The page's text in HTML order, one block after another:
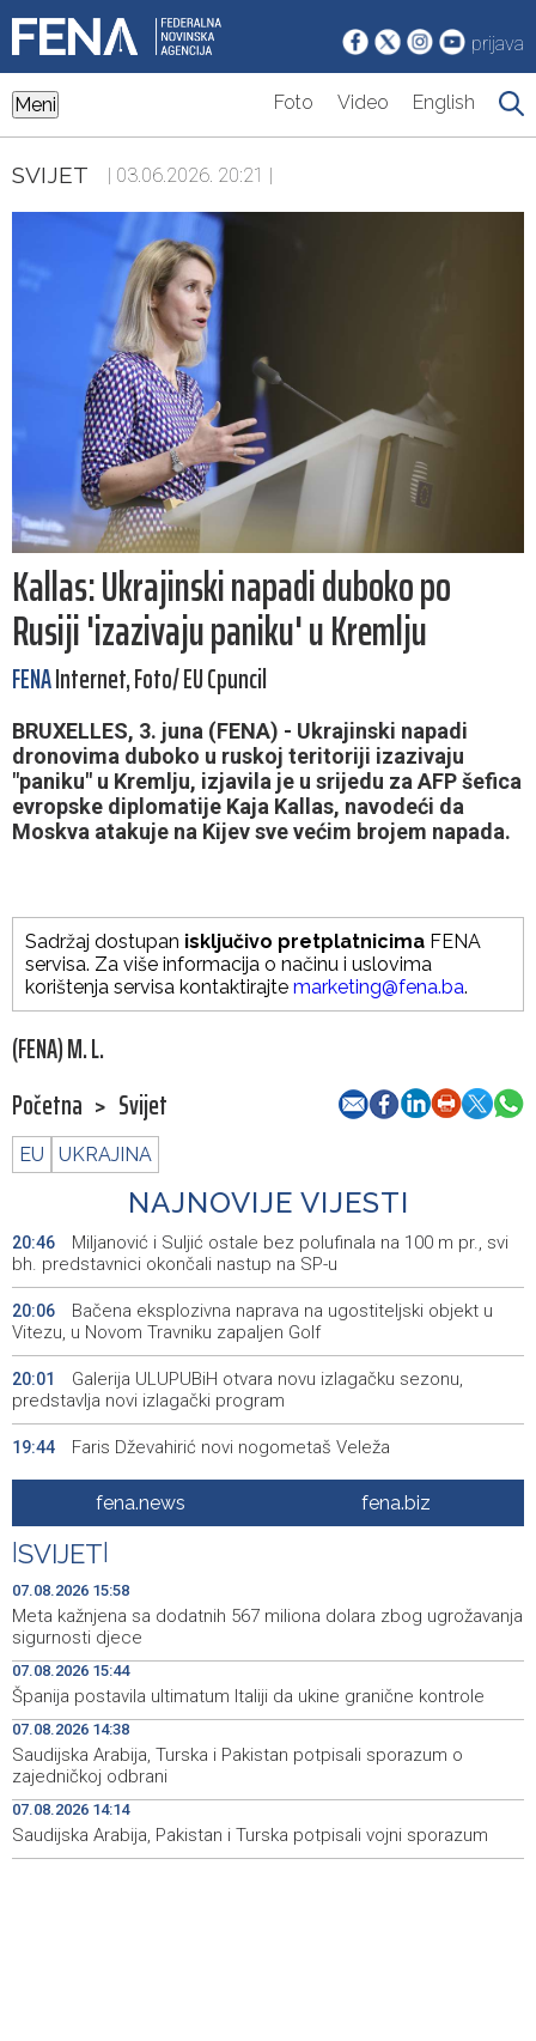
prijava
Meni Foto Video English
SVIJET | 03.06.2026. 20:21 |
Kallas: Ukrajinski napadi duboko po
Rusiji 'izazivaju paniku' u Kremlju
FENAInternet, Foto/ EU Cpuncil
BRUXELLES, 3. juna (FENA) - Ukrajinski napadi
dronovima duboko u ruskoj teritoriji izazivaju
"paniku" u Kremlju, izjavila je u srijedu za AFP šefica
evropske diplomatije Kaja Kallas, navodeći da
Moskva atakuje na Kijev sve većim brojem napada.
Sadržaj dostupan isključivo pretplatnicima FENA
servisa. Za više informacija o načinu i uslovima
korištenja servisa kontaktirajte marketing@fena.ba.
(FENA) M. L.
Početna > Svijet
EU UKRAJINA
NAJNOVIJE VIJESTI
20:46
Miljanović i Suljić ostale bez polufinala na 100 m pr., svi
bh. predstavnici okončali nastup na SP-u
20:06
Bačena eksplozivna naprava na ugostiteljski objekt u
Vitezu, u Novom Travniku zapaljen Golf
20:01
Galerija ULUPUBiH otvara novu izlagačku sezonu,
predstavlja novi izlagački program
19:44 Faris Dževahirić novi nogometaš Veleža
Announcement of events for Saturday, 8 August 2026
19:10
Rudari Milanovića ubijedili da ode kući, Memčić se već
ponovo vratio u jamu 'Raspotočje'
19:03
Sarajevo Film Festival presents Kinoscope and
Kinoscope Surreal programs
19:00 Najave događaja za 8. 8. 2026. godine (subota)
18:58
Fire breaks out across more than 40 hectares in Grude,
firefighters and Air Tractors on the ground
18:55
Zelenski doputovao u Beograd, sutra sastanak s
Vučićem
fena.news fena.biz
SVIJET
07.08.2026 15:58
Meta kažnjena sa dodatnih 567 miliona dolara zbog ugrožavanja
sigurnosti djece
07.08.2026 15:44
Španija postavila ultimatum Italiji da ukine granične kontrole
07.08.2026 14:38
Saudijska Arabija, Turska i Pakistan potpisali sporazum o
zajedničkoj odbrani
07.08.2026 14:14
Saudijska Arabija, Pakistan i Turska potpisali vojni sporazum